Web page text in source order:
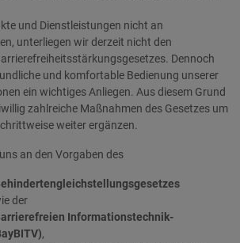
und Dienstleistungen nicht an
unterliegen wir derzeit nicht den
Dennoch
und komfortable Bedienung unserer
ein wichtiges Anliegen. Aus diesem Grund
zahlreiche Maßnahmen des Gesetzes um
weiter ergänzen.
an den Vorgaben des
der
Informationstechnik-
,